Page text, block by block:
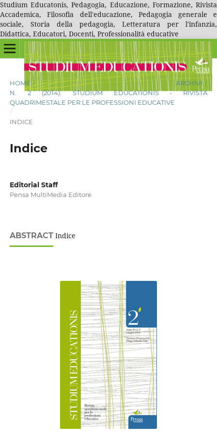
Studium Educatonis, Pedagogia, Educazione, Formazione, Rivista
Accademica, Filosofia dell'educazione, Pedagogia generale e
sociale, Storia della pedagogia, Letteratura per l'infanzia,
Didattica, Educatori, Docenti, Professionalità educative
HOME / ARCHIVI /
N. 2 (2014): STUDIUM EDUCATIONIS - RIVISTA
QUADRIMESTALE PER LE PROFESSIONI EDUCATIVE
/
INDICE
Indice
Editorial Staff
Pensa MultiMedia Editore
ABSTRACTIndice